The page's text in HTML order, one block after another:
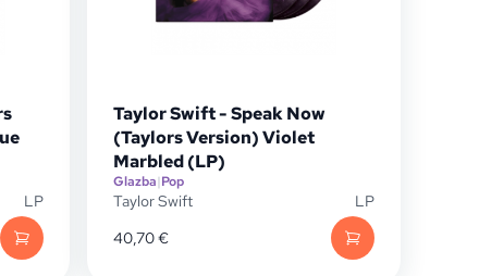
LP
Taylor Swift - Speak Now
(Taylors Version) Violet
Marbled (LP)
Glazba|Pop
Taylor Swift
LP
40,70€